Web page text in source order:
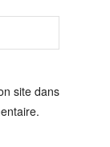
site dans